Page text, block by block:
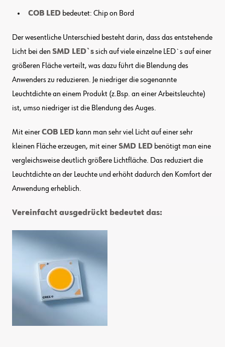
COB LED bedeutet: Chip on Bord
Der wesentliche Unterschied besteht darin, dass das entstehende
Licht bei den SMD LED`ssich auf viele einzelne LED`s auf einer
größeren Fläche verteilt, was dazu führt die Blendung des
Anwenders zu reduzieren. Je niedriger die sogenannte
Leuchtdichte an einem Produkt (z.Bsp. an einer Arbeitsleuchte)
ist, umso niedriger ist die Blendung des Auges.
Mit einerCOB LED kann man sehr viel Licht auf einer sehr
kleinen Fläche erzeugen, mit einerSMD LED benötigt man eine
vergleichsweise deutlich größere Lichtfläche. Das reduziert die
Leuchtdichte an der Leuchte und erhöht dadurch den Komfort der
Anwendung erheblich.
Vereinfacht ausgedrückt bedeutet das: